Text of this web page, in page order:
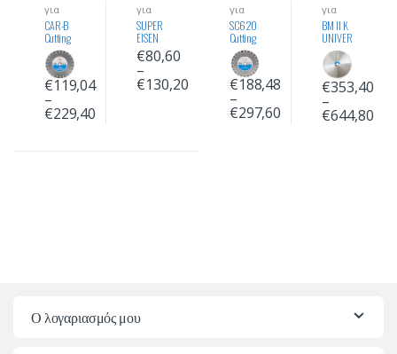
για
Σκυρό
δεμα
CAR-B
Cutting
Diamon
d disk
for
Concrete
.
Standar
€119,04
–
€229,40
για
Σκυρό
δεμα
SUPER
EISEN
Cutting
Diamon
d disk
for
€80,60
–
€130,20
για
Σκυρό
δεμα
SC620
Cutting
Diamon
d disk
for
Concrete
.
Premiu
€188,48
–
€297,60
για
Σκυρό
δεμα
BM II K
UNIVER
SAL
Cutting
Diamon
d disk
for
Concrete
.
€353,40
–
€644,80
Ο λογαριασμός μου